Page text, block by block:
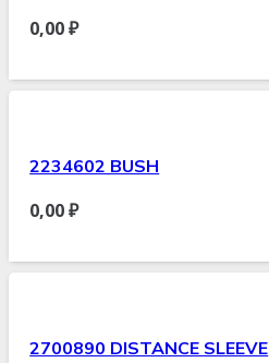
0,00₽
2234602 BUSH
0,00₽
2700890 DISTANCE SLEEVE